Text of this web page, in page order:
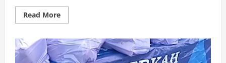
Read More